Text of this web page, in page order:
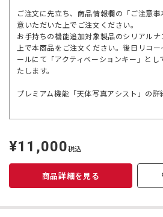
ご注文に先立ち、商品情報欄の「ご注意
意いただいた上でご注文ください。
お手持ちの機能追加対象製品のシリアル
上で本商品をご注文ください。後日リコ
ールにて「アクティベーションキー」と
たします。
プレミアム機能「天体写真アシスト」の
定
価
¥11,000税込
商品詳細を見る